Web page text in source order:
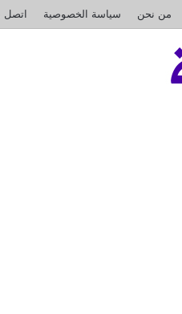
من نحن سياسة الخصوصية اتصل